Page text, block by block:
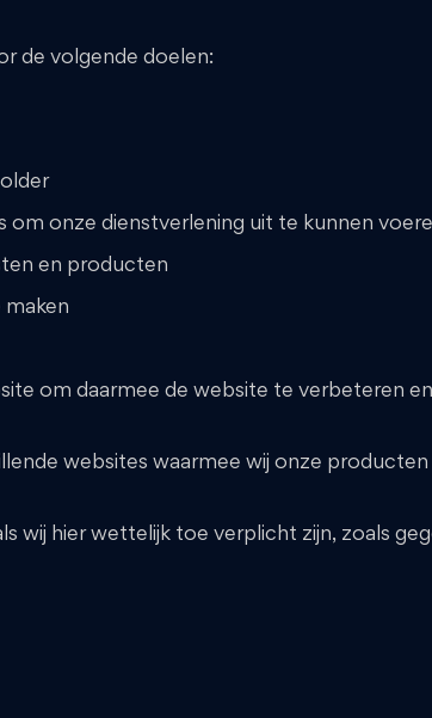
de volgende doelen:
om onze dienstverlening uit te kunnen
en producten
om daarmee de website te verbeteren
websites waarmee wij onze
wij hier wettelijk toe verplicht zijn, zoals